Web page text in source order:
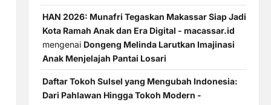
HAN 2026: Munafri Tegaskan Makassar Siap Jadi
Kota Ramah Anak dan Era Digital - macassar.id
mengenai Dongeng Melinda Larutkan Imajinasi
Anak Menjelajah Pantai Losari
Daftar Tokoh Sulsel yang Mengubah Indonesia:
Dari Pahlawan Hingga Tokoh Modern -